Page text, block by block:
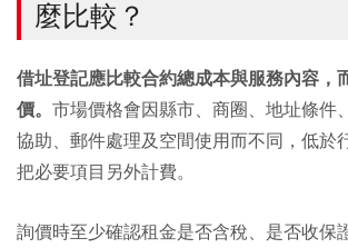
麼比較？
借址登記應比較合約總成本與服務內容，
價。 市場價格會因縣市、商圈、地址條件
協助、郵件處理及空間使用而不同，低於
把必要項目另外計費。
詢價時至少確認租金是否含稅、是否收保